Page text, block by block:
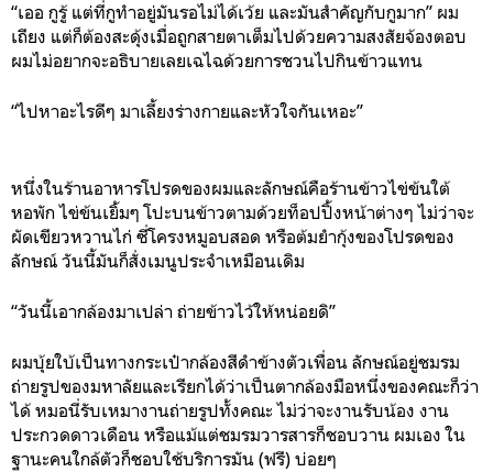
“เออ กูรู้ แต่ที่กูทำอยู่มันรอไม่ได้เว้ย และมันสำคัญกับกูมาก” ผม
เถียง แต่ก็ต้องสะดุ้งเมื่อถูกสายตาเต็มไปด้วยความสงสัยจ้องตอบ
ผมไม่อยากจะอธิบายเลยเฉไฉด้วยการชวนไปกินข้าวแทน
“ไปหาอะไรดีๆ มาเลี้ยงร่างกายและหัวใจกันเหอะ”
หนึ่งในร้านอาหารโปรดของผมและลักษณ์คือร้านข้าวไข่ข้นใต้
หอพัก ไข่ข้นเยิ้มๆ โปะบนข้าวตามด้วยท็อปปิ้งหน้าต่างๆ ไม่ว่าจะ
ผัดเขียวหวานไก่ ซี่โครงหมูอบสอด หรือต้มยำกุ้งของโปรดของ
ลักษณ์ วันนี้มันก็สั่งเมนูประจำเหมือนเดิม
“วันนี้เอากล้องมาเปล่า ถ่ายข้าวไว้ให้หน่อยดิ”
ผมบุ้ยใบ้เป็นทางกระเป๋ากล้องสีดำข้างตัวเพื่อน ลักษณ์อยู่ชมรม
ถ่ายรูปของมหาลัยและเรียกได้ว่าเป็นตากล้องมือหนึ่งของคณะก็ว่า
ได้ หมอนี่รับเหมางานถ่ายรูปทั้งคณะ ไม่ว่าจะงานรับน้อง งาน
ประกวดดาวเดือน หรือแม้แต่ชมรมวารสารก็ชอบวาน ผมเอง ใน
ฐานะคนใกล้ตัวก็ชอบใช้บริการมัน (ฟรี) บ่อยๆ